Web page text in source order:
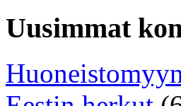
Uusimmat